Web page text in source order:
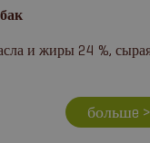
и жиры 24 %,
большe >